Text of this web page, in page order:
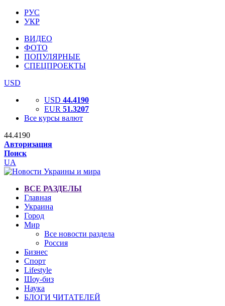
РУС
УКР
ВИДЕО
ФОТО
ПОПУЛЯРНЫЕ
СПЕЦПРОЕКТЫ
USD
USD 44.4190
EUR 51.3207
Все курсы валют
44.4190
Авторизация
Поиск
UA
ВСЕ РАЗДЕЛЫ
Главная
Украина
Город
Мир
Все новости раздела
Россия
Бизнес
Спорт
Lifestyle
Шоу-биз
Наука
БЛОГИ ЧИТАТЕЛЕЙ